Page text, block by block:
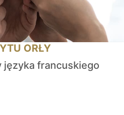
ORŁY
języka francuskiego